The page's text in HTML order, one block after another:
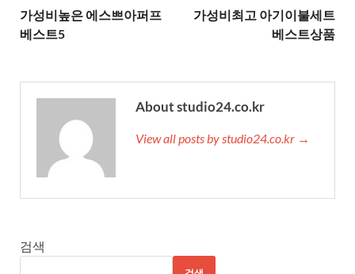
가성비높은 에스쁘아퍼프
베스트5
가성비최고 아기이불세트
베스트상품
About studio24.co.kr
View all posts by studio24.co.kr →
검색